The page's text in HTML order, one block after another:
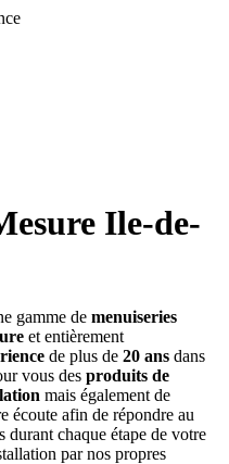
Ile-de-
gamme de menuiseries
et entièrement
de plus de 20 ans dans
vous des produits de
mais également de
écoute afin de répondre au
durant chaque étape de votre
par nos propres